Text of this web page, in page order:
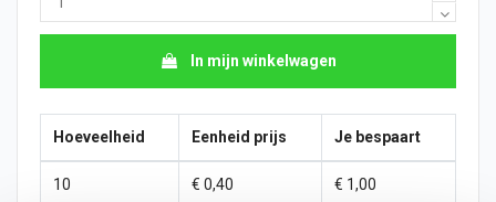
In mijn winkelwagen
Hoeveelheid Eenheid prijs Je bespaart
10 € 0,40 € 1,00